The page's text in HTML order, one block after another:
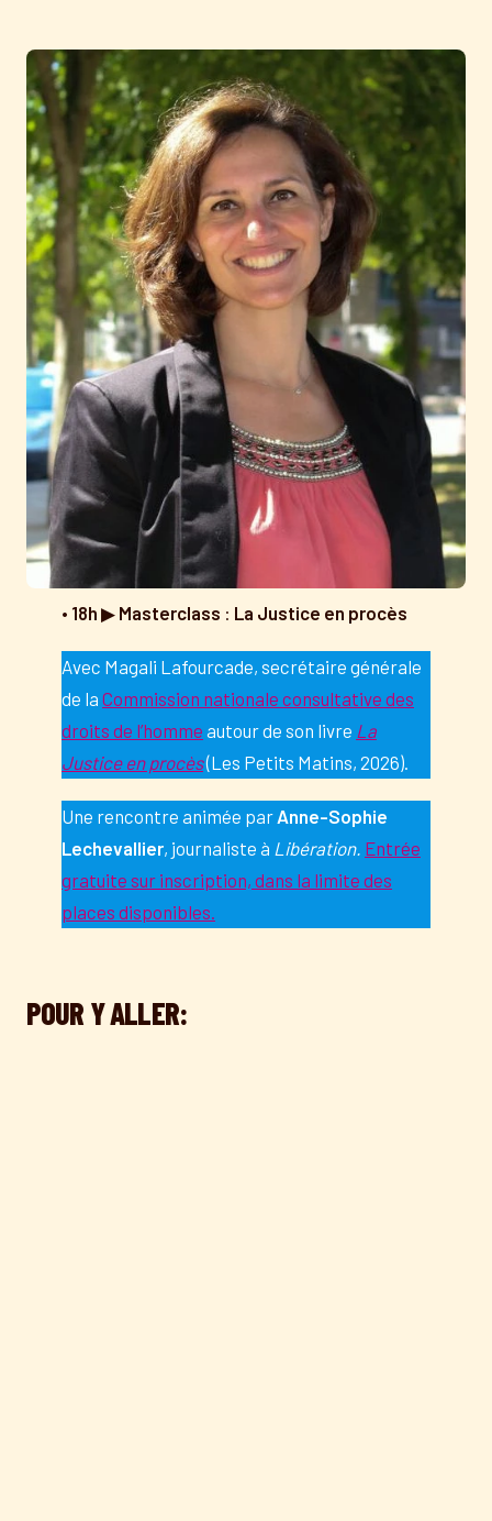
• 18h ▶ Masterclass : La Justice en procès
Avec Magali Lafourcade, secrétaire générale
de la Commission nationale consultative des
droits de l’homme autour de son livre La
Justice en procès(Les Petits Matins, 2026).
Une rencontre animée par Anne-Sophie
Lechevallier, journaliste à Libération. Entrée
gratuite sur inscription, dans la limite des
places disponibles.
POUR Y ALLER: